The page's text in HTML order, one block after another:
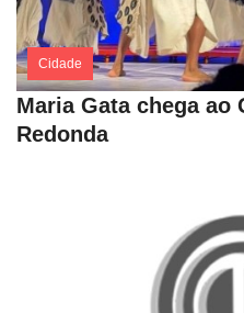
Cidade
Maria Gata chega ao
Redonda